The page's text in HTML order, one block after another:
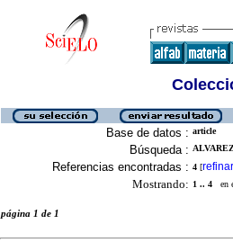
Base de datos : article
Búsqueda :
Referencias encontradas : 4 [refinar
Mostrando: 1 .. 4 en
página 1 de 1